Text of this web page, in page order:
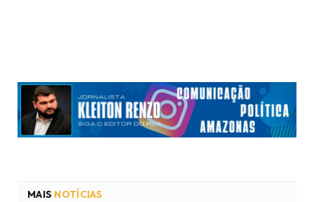
MAIS NOTÍCIAS